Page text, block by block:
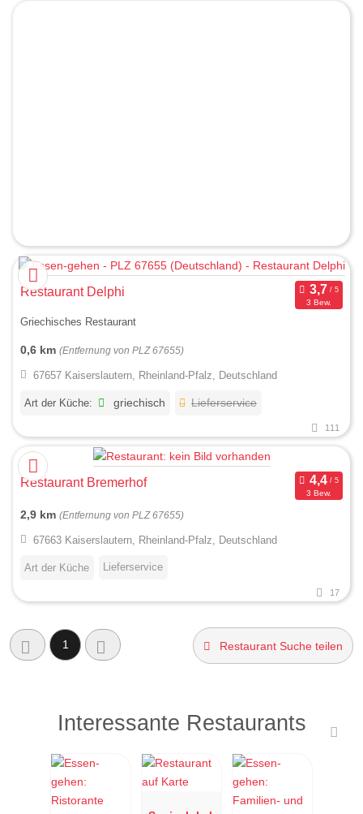
Restaurant Delphi
3 Bew.
Griechisches Restaurant
0,6 km (Entfernung von PLZ 67655)
67657 Kaiserslautern, Rheinland-Pfalz, Deutschland
Art der Küche: griechisch Lieferservice
111
Restaurant Bremerhof
3 Bew.
2,9 km (Entfernung von PLZ 67655)
67663 Kaiserslautern, Rheinland-Pfalz, Deutschland
Art der Küche Lieferservice
17
1 Restaurant Suche teilen
Interessante Restaurants